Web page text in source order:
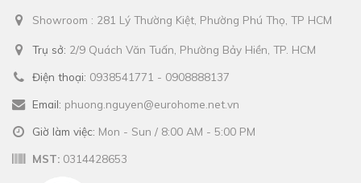
Showroom : 281 Lý Thường Kiệt, Phường Phú Thọ, TP HCM
Trụ sở: 2/9 Quách Văn Tuấn, Phường Bảy Hiền, TP. HCM
Điện thoại: 0938541771 - 0908888137
Email: phuong.nguyen@eurohome.net.vn
Giờ làm việc: Mon - Sun / 8:00 AM - 5:00 PM
MST: 0314428653